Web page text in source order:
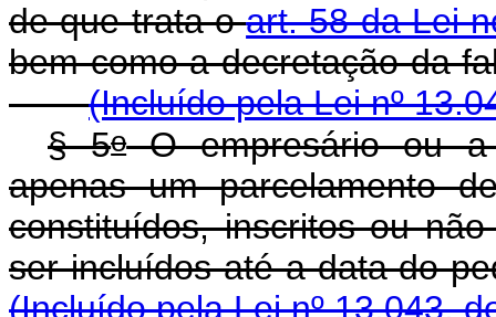
de que trata oart. 58 da Lei
bem como a decretação
(Incluído pela Lei nº
§ 5oO empresário ou a
apenas um parcelamento
constituídos, inscritos ou
ser incluídos até a
(Incluído pela Lei nº 13.043,